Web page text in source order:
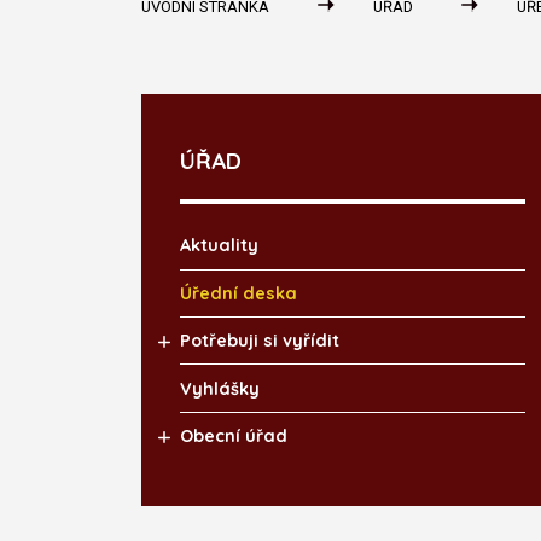
ÚVODNÍ STRÁNKA ÚŘAD
ÚŘAD
Aktuality
Úřední deska
Potřebuji si vyřídit
Vyhlášky
Obecní úřad